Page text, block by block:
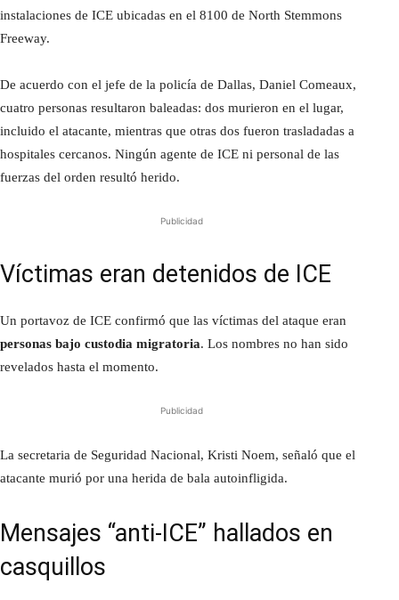
instalaciones de ICE ubicadas en el 8100 de North Stemmons
Freeway.
De acuerdo con el jefe de la policía de Dallas, Daniel Comeaux,
cuatro personas resultaron baleadas: dos murieron en el lugar,
incluido el atacante, mientras que otras dos fueron trasladadas a
hospitales cercanos. Ningún agente de ICE ni personal de las
fuerzas del orden resultó herido.
Publicidad
Víctimas eran detenidos de ICE
Un portavoz de ICE confirmó que las víctimas del ataque eran
personas bajo custodia migratoria. Los nombres no han sido
revelados hasta el momento.
Publicidad
La secretaria de Seguridad Nacional, Kristi Noem, señaló que el
atacante murió por una herida de bala autoinfligida.
Mensajes “anti-ICE” hallados en
casquillos